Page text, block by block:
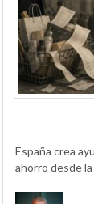
España crea
ahorro desde